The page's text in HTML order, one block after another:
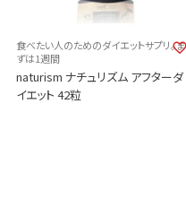
食べたい人のためのダイエットサプリ。ま
ずは1週間
naturism ナチュリズム アフターダ
イエット 42粒